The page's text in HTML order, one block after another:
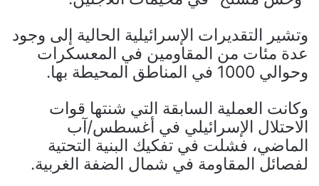
وتشير التقديرات الإسرائيلية الحالية إلى وجود
عدة مئات من المقاومين في المعسكرات
وحوالي 1000 في المناطق المحيطة بها.
وكانت العملية السابقة التي شنتها قوات
الاحتلال الإسرائيلي في أغسطس/آب
الماضي، فشلت في تفكيك البنية التحتية
لفصائل المقاومة في شمال الضفة الغربية.